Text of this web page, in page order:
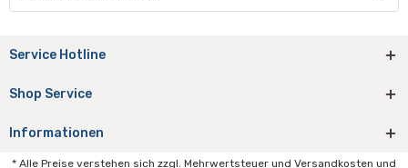
Service Hotline
Shop Service
Informationen
* Alle Preise verstehen sich zzgl. Mehrwertsteuer und Versandkosten und